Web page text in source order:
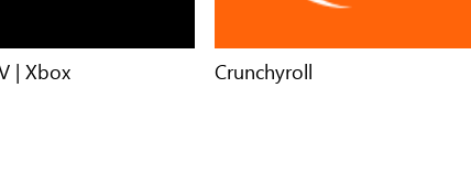
| Xbox Crunchyroll